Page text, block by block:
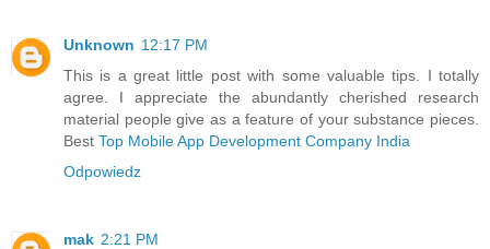
Unknown 12:17 PM
This is a great little post with some valuable tips. I totally
agree. I appreciate the abundantly cherished research
material people give as a feature of your substance pieces.
Best Top Mobile App Development Company India
Odpowiedz
mak 2:21 PM